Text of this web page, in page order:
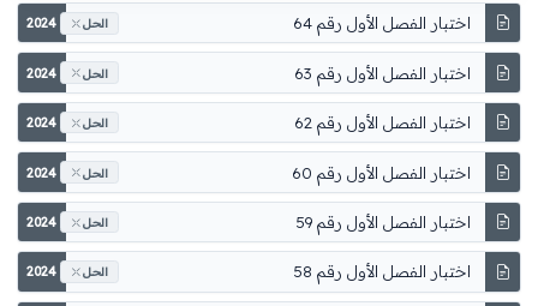
اختبار الفصل الأول رقم 64 2024 الحل
اختبار الفصل الأول رقم 63 2024 الحل
اختبار الفصل الأول رقم 62 2024 الحل
اختبار الفصل الأول رقم 60 2024 الحل
اختبار الفصل الأول رقم 59 2024 الحل
اختبار الفصل الأول رقم 58 2024 الحل